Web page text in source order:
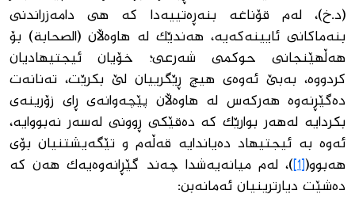
(د.خ)، لەم قۆناغە بنەڕەتییەدا كە هی دامەزراندنی
بنەماكانی ئایینەكەیە، هەندێك لە هاوەڵان (الصحابة) بۆ
هەڵهێنجانی حوكمی شەرعی؛ خۆیان ئیجتیهادیان
كردووە، بەبێ ئەوەی هیچ ڕێگرییان لێ بكرێت، تەنانەت
دەگێڕنەوە هەركەس لە هاوەڵان پێچەوانەی ڕای زۆرینەی
بكردایە لەهەر بوارێك كە دەقێكی ڕوونی لەسەر نەبووایە،
ئەوە بە ئیجتیهاد دەیاندایە قەڵەم و تێگەیشتنیان بۆی
هەبوو([1] )، لەم میانەیەشدا چەند گێڕانەوەیەك هەن كە
دەشێت دیارترینیان ئەمانەبن: